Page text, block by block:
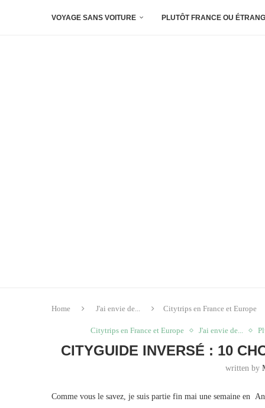
VOYAGE SANS VOITURE PLUTÔT FRANCE OU
Home J'ai envie de... Citytrips en France et Europe
Citytrips en France et Europe J'ai envie de...
CITYGUIDE INVERSÉ : 10
written by
Comme vous le savez, je suis partie fin mai une semaine en